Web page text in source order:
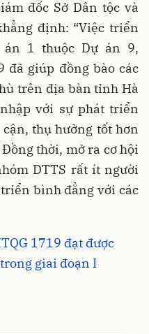
đốc Sở Dân tộc và
định: “Việc triển
1 thuộc Dự án 9,
đã giúp đồng bào các
trên địa bàn tỉnh Hà
với sự phát triển
thụ hưởng tốt hơn
thời, mở ra cơ hội
DTTS rất ít người
bình đẳng với các
1719 đạt được
giai đoạn I